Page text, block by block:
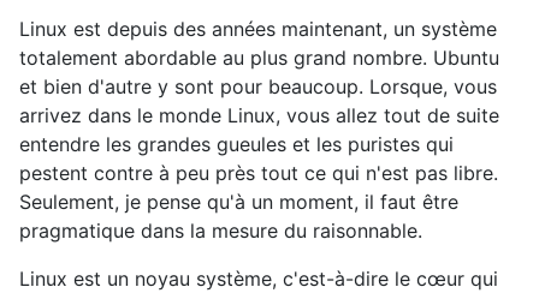
Linux est depuis des années maintenant, un système
totalement abordable au plus grand nombre. Ubuntu
et bien d'autre y sont pour beaucoup. Lorsque, vous
arrivez dans le monde Linux, vous allez tout de suite
entendre les grandes gueules et les puristes qui
pestent contre à peu près tout ce qui n'est pas libre.
Seulement, je pense qu'à un moment, il faut être
pragmatique dans la mesure du raisonnable.
Linux est un noyau système, c'est-à-dire le cœur qui